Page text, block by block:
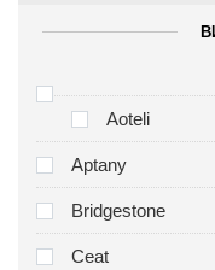
Aoteli
Aptany
Bridgestone
Ceat